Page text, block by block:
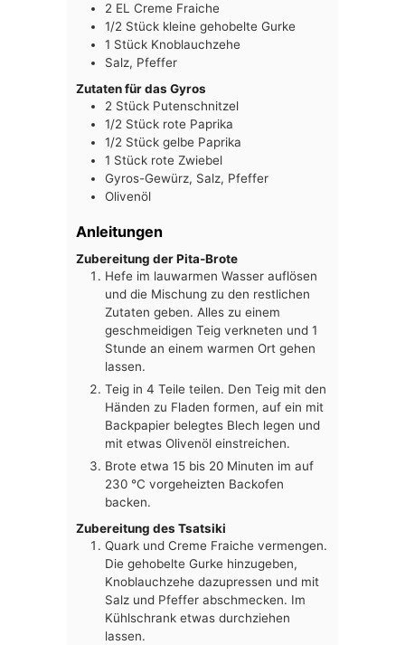
2 EL Creme Fraiche
1/2 Stück kleine gehobelte Gurke
1 Stück Knoblauchzehe
Salz, Pfeffer
Zutaten für das Gyros
2 Stück Putenschnitzel
1/2 Stück rote Paprika
1/2 Stück gelbe Paprika
1 Stück rote Zwiebel
Gyros-Gewürz, Salz, Pfeffer
Olivenöl
Anleitungen
Zubereitung der Pita-Brote
Hefe im lauwarmen Wasser auflösen
und die Mischung zu den restlichen
Zutaten geben. Alles zu einem
geschmeidigen Teig verkneten und 1
Stunde an einem warmen Ort gehen
lassen.
Teig in 4 Teile teilen. Den Teig mit den
Händen zu Fladen formen, auf ein mit
Backpapier belegtes Blech legen und
mit etwas Olivenöl einstreichen.
Brote etwa 15 bis 20 Minuten im auf
230 °C vorgeheizten Backofen
backen.
Zubereitung des Tsatsiki
Quark und Creme Fraiche vermengen.
Die gehobelte Gurke hinzugeben,
Knoblauchzehe dazupressen und mit
Salz und Pfeffer abschmecken. Im
Kühlschrank etwas durchziehen
lassen.